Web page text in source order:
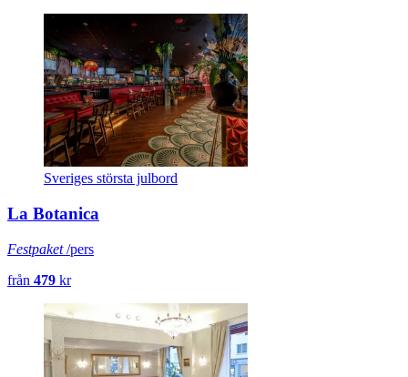
Sveriges största julbord
La Botanica
Festpaket/pers
från 479 kr